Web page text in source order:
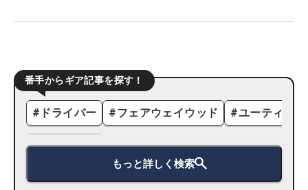
番手からギア記事を探す！
# ドライバー #フェアウェイウッド #ユーティリ
もっと詳しく検索